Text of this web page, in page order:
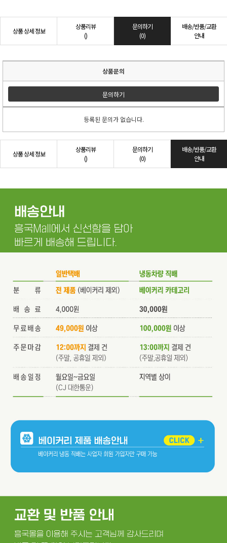
상품 상세 정보
상품리뷰
()
문의하기
(0)
배송/반품/교환
안내
상품문의
문의하기
등록된 문의가 없습니다.
상품 상세 정보
상품리뷰
()
문의하기
(0)
배송/반품/교환
안내